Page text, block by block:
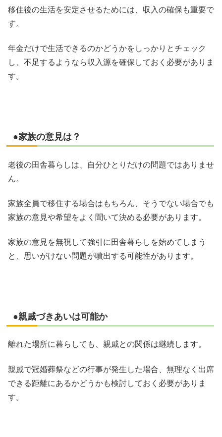
移住後の生活を安定させるためには、収入の確保も重要で
す。
年金だけで生活できるのかどうかをしっかりとチェック
し、不足するようなら収入源を確保しておく必要がありま
す。
●家族の意見は？
老後の田舎暮らしは、自分ひとりだけの問題ではありませ
ん。
家族全員で移住する場合はもちろん、そうでない場合でも
家族の意見や希望をよく聞いて決める必要があります。
家族の意見を無視して強引に田舎暮らしを始めてしまう
と、思いがけない問題が噴出する可能性があります。
●親戚づきあいは可能か
離れた場所に暮らしても、親戚との関係は継続します。
親戚で冠婚葬祭などの行事が発生した場合、無理なく出席
できる距離にあるかどうかも検討しておく必要がありま
す。